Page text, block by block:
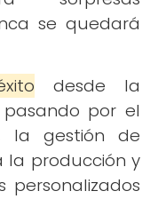
se quedará
desde la
por el
la gestión de
la producción y